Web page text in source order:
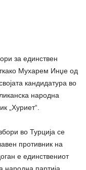
за единствен
Мухарем Инџе од
кандидатура во
народна
„Хуриет“.
во Турција се
противник на
е единствениот